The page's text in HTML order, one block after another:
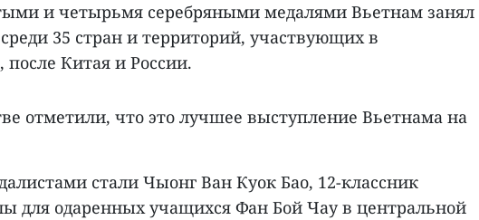
и четырьмя серебряными медалями Вьетнам занял
35 стран и территорий, участвующих в
Китая и России.
отметили, что это лучшее выступление Вьетнама на
стали Чыонг Ван Куок Бао, 12-классник
для одаренных учащихся Фан Бой Чау в центральной